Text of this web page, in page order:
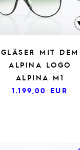
GLÄSER MIT DEM
ALPINA LOGO
ALPINA M1
1.199,00 EUR